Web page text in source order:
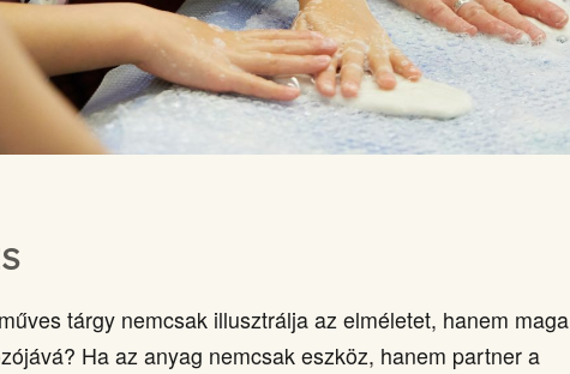
tárgy nemcsak illusztrálja az elméletet, hanem maga
Ha az anyag nemcsak eszköz, hanem partner a